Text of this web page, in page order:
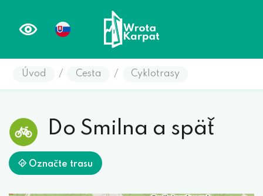
Úvod / Cesta / Cyklotrasy
Do Smilna a späť
Označte trasu